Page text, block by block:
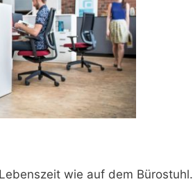
wie auf dem Bürostuhl.